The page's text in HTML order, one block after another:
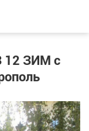
12 ЗИМ с